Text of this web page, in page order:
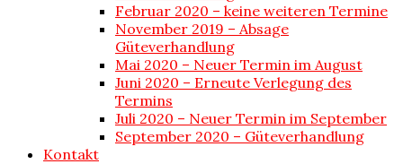
Februar 2020 – keine weiteren Termine
November 2019 – Absage
Güteverhandlung
Mai 2020 – Neuer Termin im August
Juni 2020 – Erneute Verlegung des
Termins
Juli 2020 – Neuer Termin im September
September 2020 – Güteverhandlung
Kontakt